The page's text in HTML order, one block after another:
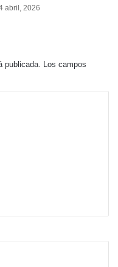
abril, 2026
publicada. Los campos